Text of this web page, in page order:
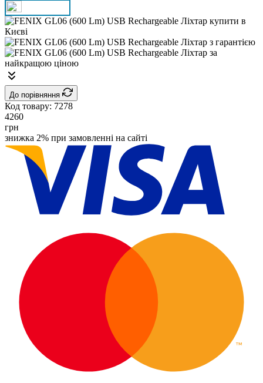
До порівняння
Код товару: 7278
4260
грн
знижка 2% при замовленні на сайті